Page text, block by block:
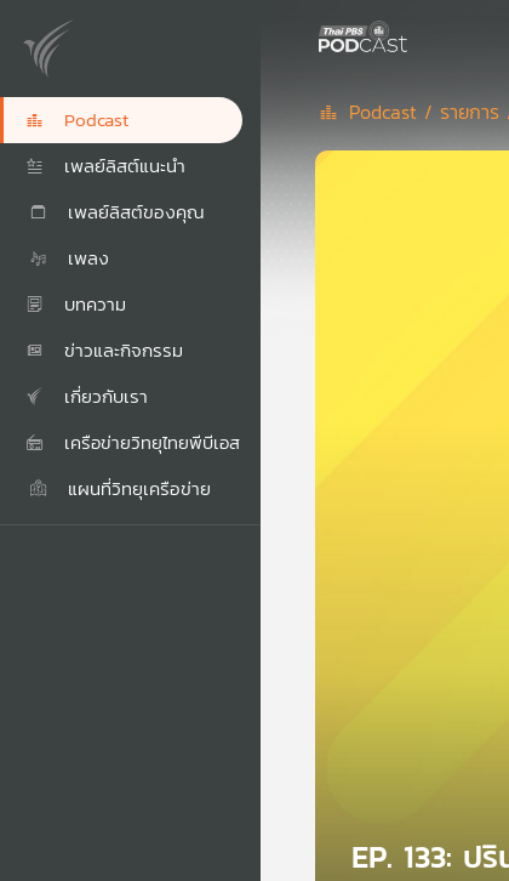
Podcast
เพลย์ลิสต์แนะนำ
เพลย์ลิสต์ของคุณ
เพลง
บทความ
ข่าวและกิจกรรม
เกี่ยวกับเรา
เครือข่ายวิทยุไทยพีบีเอส
แผนที่วิทยุเครือข่าย
Podcast / รายการ
EP. 133: ป